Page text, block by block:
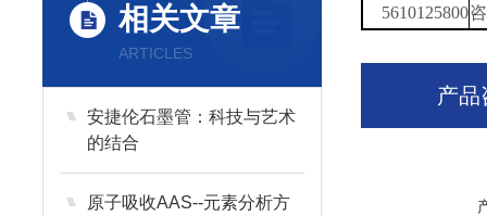
相关文章
ARTICLES
安捷伦石墨管：科技与艺术
的结合
原子吸收AAS--元素分析方
5610125800
产品